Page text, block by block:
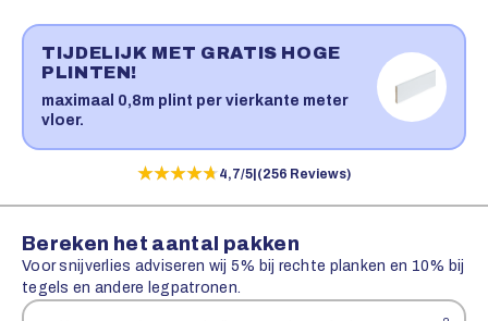
TIJDELIJK MET GRATIS HOGE
PLINTEN!
maximaal 0,8m plint per vierkante meter
vloer.
★★★★★
★★★★★4,7/5 (256 Reviews)
Bereken het aantal pakken
Voor snijverlies adviseren wij 5% bij rechte planken en 10% bij
tegels en andere legpatronen.
Aantal
Snijverlies